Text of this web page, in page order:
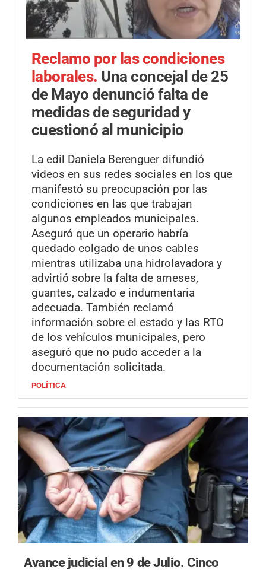
Reclamo por las condiciones
laborales. Una concejal de 25
de Mayo denunció falta de
medidas de seguridad y
cuestionó al municipio
La edil Daniela Berenguer difundió
videos en sus redes sociales en los que
manifestó su preocupación por las
condiciones en las que trabajan
algunos empleados municipales.
Aseguró que un operario habría
quedado colgado de unos cables
mientras utilizaba una hidrolavadora y
advirtió sobre la falta de arneses,
guantes, calzado e indumentaria
adecuada. También reclamó
información sobre el estado y las RTO
de los vehículos municipales, pero
aseguró que no pudo acceder a la
documentación solicitada.
POLÍTICA
Avance judicial en 9 de Julio. Cinco